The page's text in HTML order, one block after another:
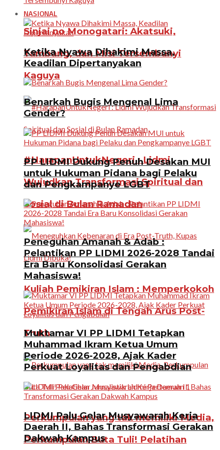
Sinjai no Monogatari: Akatsuki,
Tambang, dan Misi Tersembunyi
Kaguya
#HarapanUntukNegeri : Lidmi
Wujudkan Transformasi Spiritual dan
Sosial di Bulan Ramadan
Kuliah Pemikiran Islam : Memperkokoh
Pemikiran Islam di Tengah Arus Post-
Truth
Perkumpulan yang tak memiliki Media,
Perkumpulan Buta Tuli! Pelatihan
NASIONAL
Ketika Nyawa Dihakimi Massa,
Keadilan Dipertanyakan
Benarkah Bugis Mengenal Lima
Gender?
PP LIDMI Dukung Penuh Desakan MUI
untuk Hukuman Pidana bagi Pelaku
dan Pengkampanye LGBT
Peneguhan Amanah & Adab :
Pelantikan PP LIDMI 2026-2028 Tandai
Era Baru Konsolidasi Gerakan
Mahasiswa!
Muktamar VI PP LIDMI Tetapkan
Muhammad Ikram Ketua Umum
Periode 2026-2028, Ajak Kader
Perkuat Loyalitas dan Pengabdian
LIDMI Palu Gelar Musyawarah Kerja
Daerah II, Bahas Transformasi Gerakan
Dakwah Kampus